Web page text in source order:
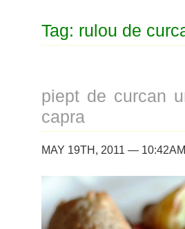
Tag: rulou de
piept de curcan
capra
MAY 19TH, 2011 — 10:42AM